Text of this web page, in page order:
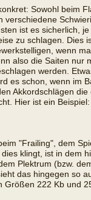
Sowohl beim
verschiedene
ist es sicherlich,
zu schlagen. Dies
wenn
also die Saiten nur
werden.
es schon, wenn im
Akkordschlägen
Hier ist ein Beispiel:
"Frailing", dem
klingt, ist in dem
Plektrum (bzw.
das hingegen so
Größen 222 Kb und